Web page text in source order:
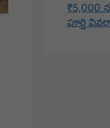
₹5,000
పూర్తి